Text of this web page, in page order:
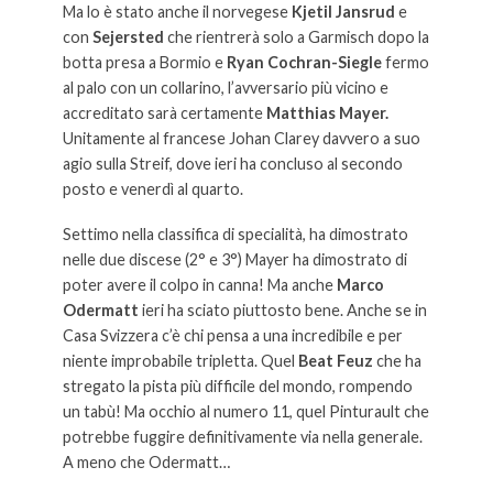
Ma lo è stato anche il norvegese Kjetil Jansrud e
con Sejersted che rientrerà solo a Garmisch dopo la
botta presa a Bormio e Ryan Cochran-Sieglefermo
al palo con un collarino, l’avversario più vicino e
accreditato sarà certamente Matthias Mayer.
Unitamente al francese Johan Clarey davvero a suo
agio sulla Streif, dove ieri ha concluso al secondo
posto e venerdì al quarto.
Settimo nella classifica di specialità, ha dimostrato
nelle due discese (2° e 3°) Mayer ha dimostrato di
poter avere il colpo in canna! Ma anche Marco
Odermatt ieri ha sciato piuttosto bene. Anche se in
Casa Svizzera c’è chi pensa a una incredibile e per
niente improbabile tripletta. Quel Beat Feuz che ha
stregato la pista più difficile del mondo, rompendo
un tabù! Ma occhio al numero 11, quel Pinturault che
potrebbe fuggire definitivamente via nella generale.
A meno che Odermatt…